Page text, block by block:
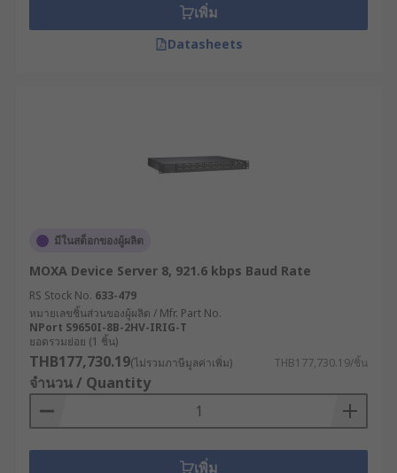
เพิ่ม
Datasheets
มีในสต็อกของผู้ผลิต
MOXA Device Server 8, 921.6 kbps Baud Rate
RS Stock No. 633-479
หมายเลขชิ้นส่วนของผู้ผลิต / Mfr. Part No.
NPort S9650I-8B-2HV-IRIG-T
ยอดรวมย่อย (1 ชิ้น)
THB177,730.19(ไม่รวมภาษีมูลค่าเพิ่ม) THB177,730.19/ชิ้น
จำนวน / Quantity
เพิ่ม